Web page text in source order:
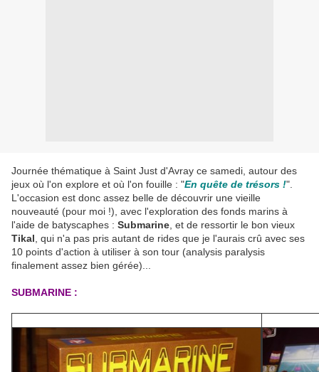
Journée thématique à Saint Just d'Avray ce samedi, autour des
jeux où l'on explore et où l'on fouille : "En quête de trésors !".
L'occasion est donc assez belle de découvrir une vieille
nouveauté (pour moi !), avec l'exploration des fonds marins à
l'aide de batyscaphes : Submarine , et de ressortir le bon vieux
Tikal , qui n'a pas pris autant de rides que je l'aurais crû avec ses
10 points d'action à utiliser à son tour (analysis paralysis
finalement assez bien gérée)...
SUBMARINE :